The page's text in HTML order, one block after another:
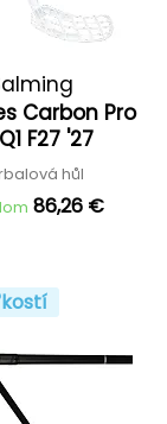
Carbon Pro
F27 '27
hůl
86,26 €